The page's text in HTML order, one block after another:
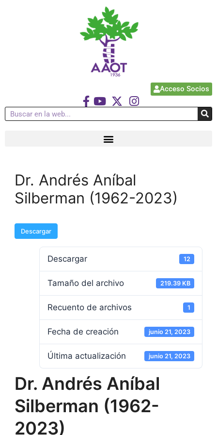
Acceso Socios
Dr. Andrés Aníbal
Silberman (1962-2023)
Descargar
Descargar 12
Tamaño del archivo 219.39 KB
Recuento de archivos 1
Fecha de creación junio 21, 2023
Última actualización junio 21, 2023
Dr. Andrés Aníbal
Silberman (1962-
2023)